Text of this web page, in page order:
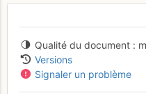
Qualité du document
Versions
Signaler un problème